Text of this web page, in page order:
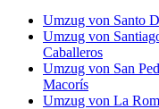
Umzug von Santo
Umzug von
Caballeros
Umzug von San
Macorís
Umzug von La